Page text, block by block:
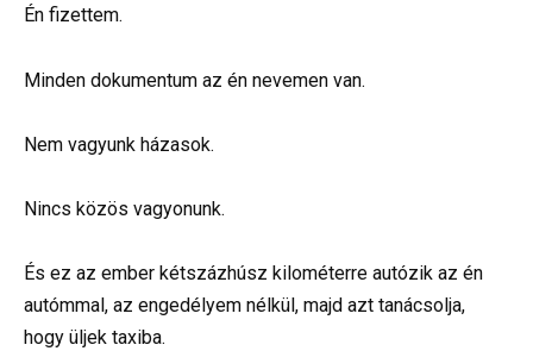
Én fizettem.
Minden dokumentum az én nevemen van.
Nem vagyunk házasok.
Nincs közös vagyonunk.
És ez az ember kétszázhúsz kilométerre autózik az én
autómmal, az engedélyem nélkül, majd azt tanácsolja,
hogy üljek taxiba.